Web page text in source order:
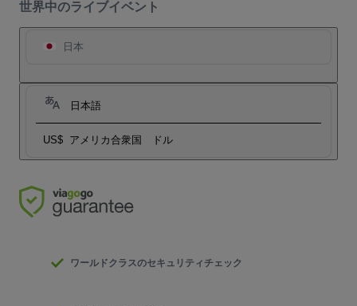
世界中のライブイベント
日本
日本語
US$ アメリカ合衆国 ドル
ワールドクラスのセキュリティチェック